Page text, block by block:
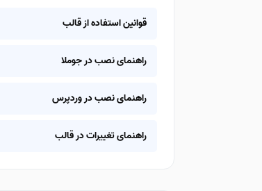
قوانین استفاده از قالب
راهنمای نصب در جوملا
راهنمای نصب در وردپرس
راهنمای تغییرات در قالب